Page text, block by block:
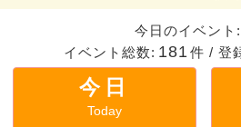
今日のイベント:
イベント総数: 181 件 / 登
今日
Today